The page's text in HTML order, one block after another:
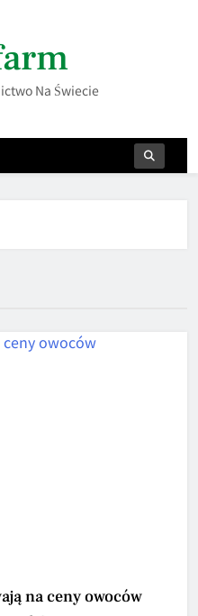
Na Świecie
na ceny owoców